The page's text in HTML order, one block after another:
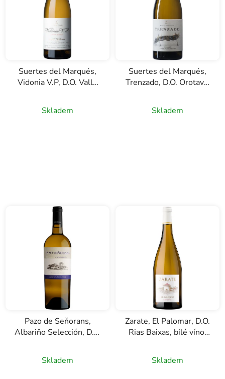
Suertes del Marqués,
Vidonia V.P, D.O. Valle
0,75l
Skladem
Suertes del Marqués,
Trenzado, D.O. Orotava,
Skladem
Pazo de Seňorans,
Albariňo Selección, D.O.
0,75l
Skladem
Zarate, El Palomar, D.O.
Rias Baixas, bílé víno,
Skladem